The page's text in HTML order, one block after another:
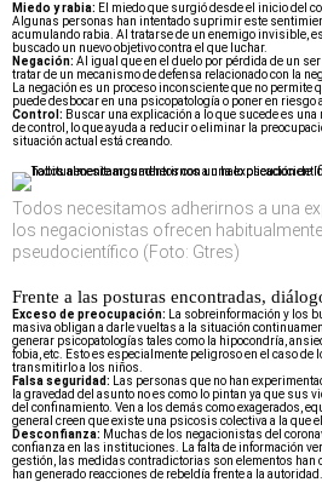
Miedo y rabia: El miedo que surgió desde el inicio del
Algunas personas han intentado suprimir este
acumulando rabia. Al tratarse de un enemigo invisible,
buscado un nuevo objetivo contra el que luchar.
Negación: Al igual que en el duelo por pérdida de un
tratar de un mecanismo de defensa relacionado con la
La negación es un proceso inconsciente que no permite
puede desbocar en una psicopatología o poner en riesgo
Control: Buscar una explicación a lo que sucede es
de control, lo que ayuda a reducir o eliminar la
situación actual está creando.
Todos necesitamos adherirnos a una
los negacionistas ofrecen
pseudocientífico (Foto: Gtres)
Frente a las posturas encontradas,
Exceso de preocupación: La sobreinformación y los
masiva obligan a darle vueltas a la situación
generar psicopatologías tales como la hipocondría,
fobia, etc. Esto es especialmente peligroso en el caso de
transmitirlo a los niños.
Falsa seguridad: Las personas que no han
la gravedad del asunto no es como lo pintan ya que sus
del confinamiento. Ven a los demás como exagerados,
general creen que existe una psicosis colectiva a la que
Desconfianza: Muchas de los negacionistas del
confianza en las instituciones. La falta de información
gestión, las medidas contradictorias son elementos han
han generado reacciones de rebeldía frente a la autoridad.